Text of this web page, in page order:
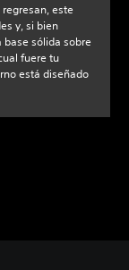
este
y, si bien
sólida sobre
fuere tu
está diseñado